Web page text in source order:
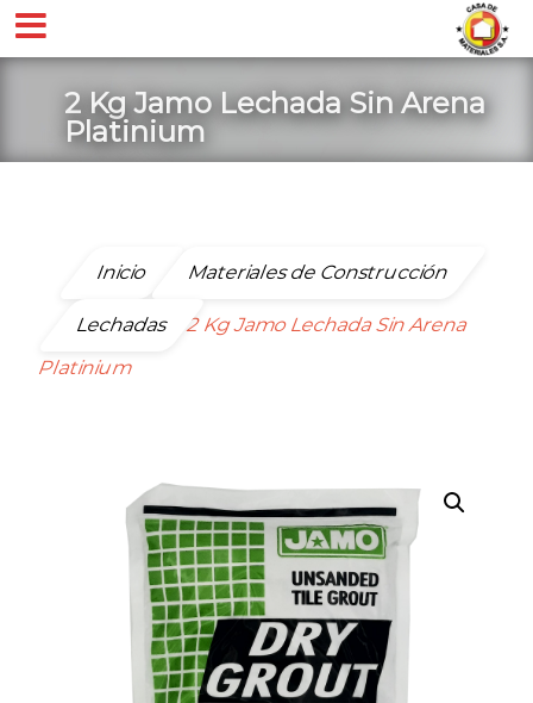
2 Kg Jamo Lechada Sin Arena
Platinium
Inicio Materiales de Construcción
Lechadas
2 Kg Jamo Lechada Sin Arena
Platinium